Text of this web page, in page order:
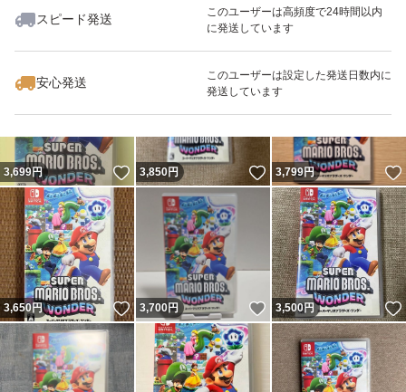
スピード発送
このユーザーは高頻度で24時間以内
に発送しています
安心発送
このユーザーは設定した発送日数内に
発送しています
いいね！
3,780
3,699円 いいね！
3,850円 いいね！
3,799円
3,650円 いいね！
3,700円 いいね！
3,500円